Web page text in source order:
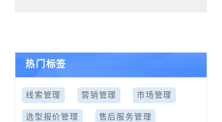
热门标签
线索管理 营销管理 市场管理
选型报价管理 售后服务管理